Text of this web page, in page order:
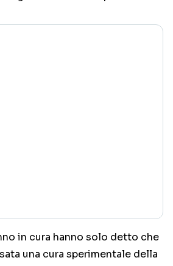
in cura hanno solo detto che
una cura sperimentale della